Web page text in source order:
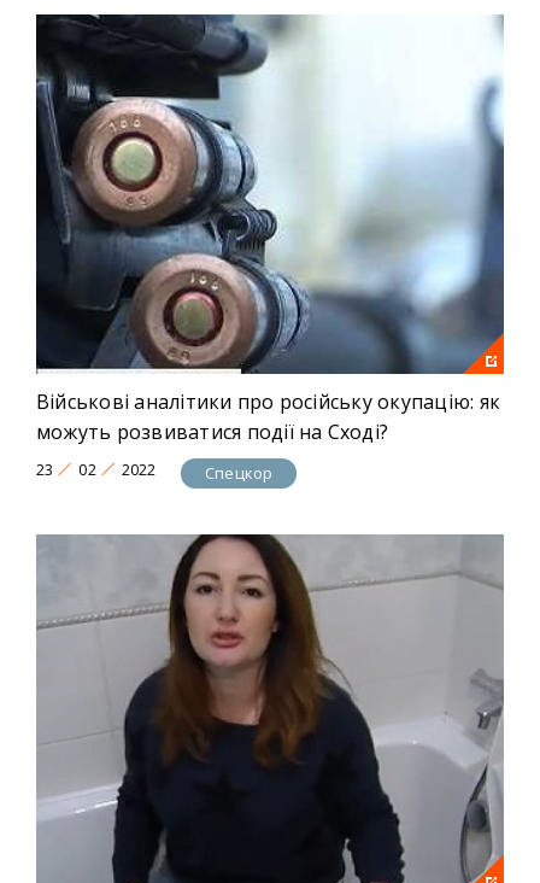
Військові аналітики про російську окупацію: як
можуть розвиватися події на Сході?
23 02 2022 Спецкор